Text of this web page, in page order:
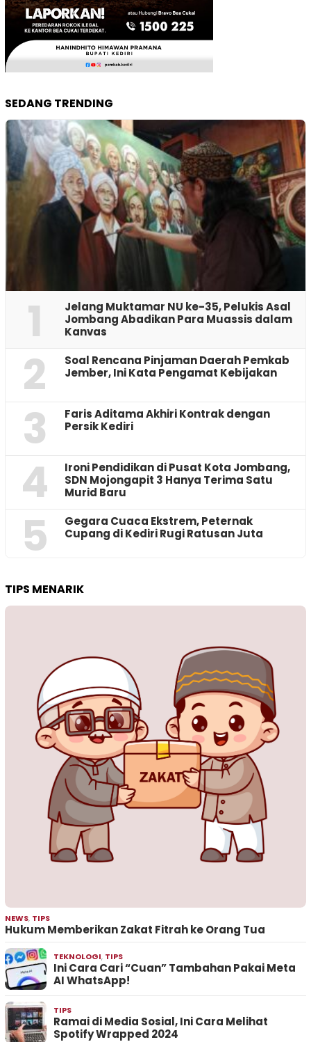
SEDANG TRENDING
1
Jelang Muktamar NU ke-35, Pelukis Asal
Jombang Abadikan Para Muassis dalam
Kanvas
2
‎Soal Rencana Pinjaman Daerah Pemkab
Jember, Ini Kata Pengamat Kebijakan ‎
3
Faris Aditama Akhiri Kontrak dengan
Persik Kediri
4
Ironi Pendidikan di Pusat Kota Jombang,
SDN Mojongapit 3 Hanya Terima Satu
Murid Baru
5
‎Gegara Cuaca Ekstrem, Peternak
Cupang di Kediri Rugi Ratusan Juta
TIPS MENARIK
NEWS, TIPS
Hukum Memberikan Zakat Fitrah ke Orang Tua
TEKNOLOGI, TIPS
Ini Cara Cari “Cuan” Tambahan Pakai Meta
AI WhatsApp!
TIPS
Ramai di Media Sosial, Ini Cara Melihat
Spotify Wrapped 2024